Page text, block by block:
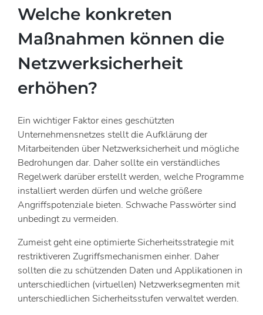
Welche konkreten
Maßnahmen können die
Netzwerksicherheit
erhöhen?
Ein wichtiger Faktor eines geschützten
Unternehmensnetzes stellt die Aufklärung der
Mitarbeitenden über Netzwerksicherheit und mögliche
Bedrohungen dar. Daher sollte ein verständliches
Regelwerk darüber erstellt werden, welche Programme
installiert werden dürfen und welche größere
Angriffspotenziale bieten. Schwache Passwörter sind
unbedingt zu vermeiden.
Zumeist geht eine optimierte Sicherheitsstrategie mit
restriktiveren Zugriffsmechanismen einher. Daher
sollten die zu schützenden Daten und Applikationen in
unterschiedlichen (virtuellen) Netzwerksegmenten mit
unterschiedlichen Sicherheitsstufen verwaltet werden.